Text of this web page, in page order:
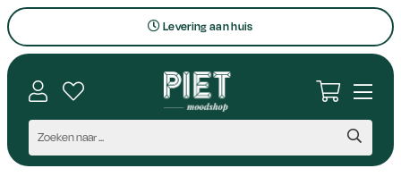
Levering aan huis
Interieuradvies op maat
Persoonlijk aanspreekpunt